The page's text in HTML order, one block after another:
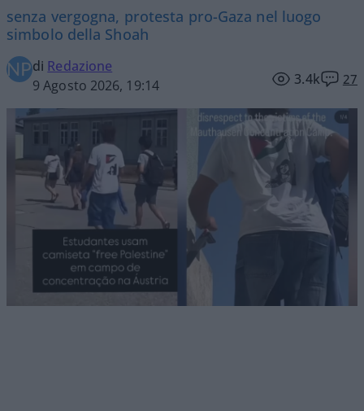
senza vergogna, protesta pro-Gaza nel luogo
simbolo della Shoah
di Redazione
9 Agosto 2026, 19:14
3.4k 27